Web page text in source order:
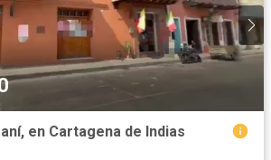
en Cartagena de Indias